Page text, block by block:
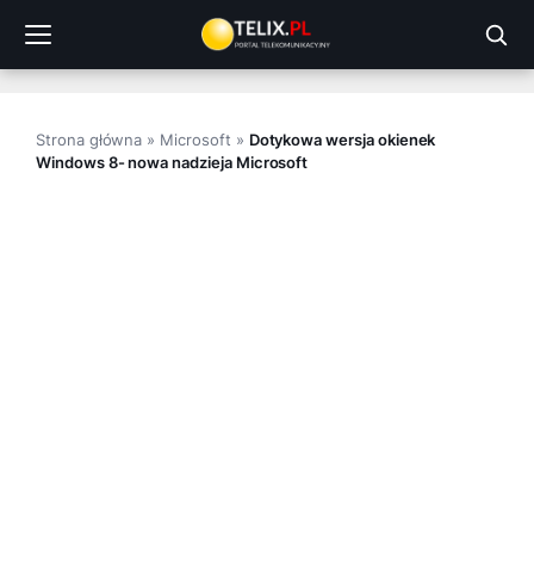
treści
Strona główna » Microsoft » Dotykowa wersja okienek
Windows 8- nowa nadzieja Microsoft